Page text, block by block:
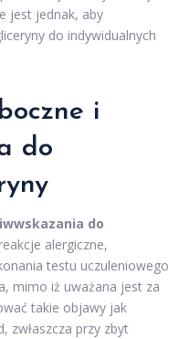
jest jednak, aby
do indywidualnych
i
do
do
alergiczne,
testu uczuleniowego
mimo iż uważana jest za
takie objawy jak
zwłaszcza przy zbyt